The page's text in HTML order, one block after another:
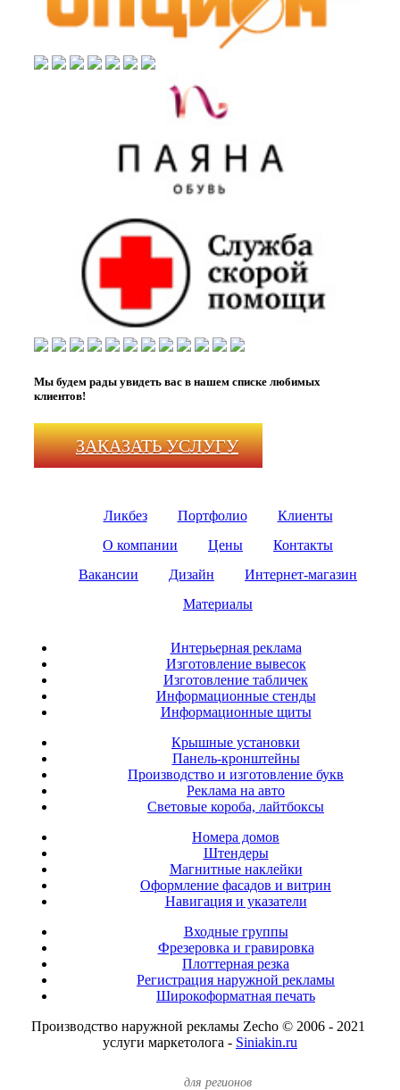
Мы будем рады увидеть вас в нашем списке любимых
клиентов!
ЗАКАЗАТЬ УСЛУГУ
Ликбез Портфолио
Клиенты
О компании
Цены
Контакты
Вакансии
Дизайн
Интернет-магазин
Материалы
Интерьерная реклама
Изготовление вывесок
Изготовление табличек
Информационные стенды
Информационные щиты
Крышные установки
Панель-кронштейны
Производство и изготовление букв
Реклама на авто
Световые короба, лайтбоксы
Номера домов
Штендеры
Магнитные наклейки
Оформление фасадов и витрин
Навигация и указатели
Входные группы
Фрезеровка и гравировка
Плоттерная резка
Регистрация наружной рекламы
Широкоформатная печать
Производство наружной рекламы Zecho © 2006 - 2021
услуги маркетолога - Siniakin.ru
для регионов